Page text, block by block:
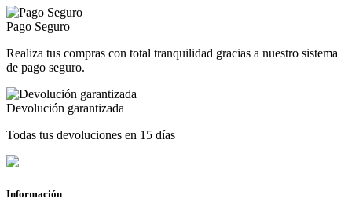
Pago Seguro
Realiza tus compras con total tranquilidad gracias a nuestro sistema
de pago seguro.
Devolución garantizada
Todas tus devoluciones en 15 días
Información